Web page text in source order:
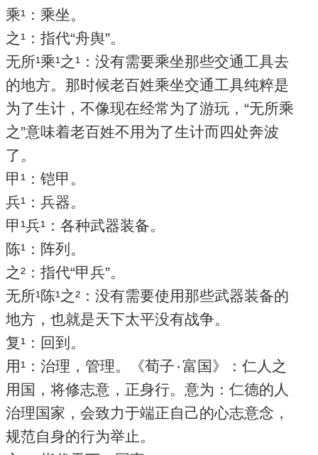
乘¹：乘坐。
之¹：指代“舟舆”。
无所¹乘¹之¹：没有需要乘坐那些交通工具去
的地方。那时候老百姓乘坐交通工具纯粹是
为了生计，不像现在经常为了游玩，“无所乘
之”意味着老百姓不用为了生计而四处奔波
了。
甲¹：铠甲。
兵¹：兵器。
甲¹兵¹：各种武器装备。
陈¹：阵列。
之²：指代“甲兵”。
无所¹陈¹之²：没有需要使用那些武器装备的
地方，也就是天下太平没有战争。
复¹：回到。
用¹：治理，管理。《荀子۰富国》：仁人之
用国，将修志意，正身行。意为：仁德的人
治理国家，会致力于端正自己的心志意念，
规范自身的行为举止。